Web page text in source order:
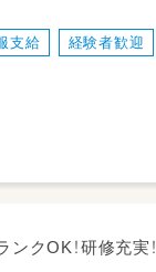
同伴
支給 経験者歓迎
クOK！研修充実！